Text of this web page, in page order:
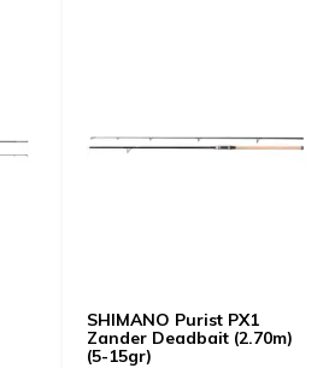
SHIMANO Purist PX1
Zander Deadbait (2.70m)
(5-15gr)